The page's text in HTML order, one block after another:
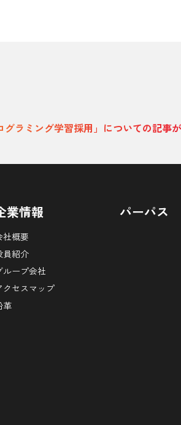
グラミング学習採用」についての記事
業情報
社概要
員紹介
ループ会社
クセスマップ
革
パーパス